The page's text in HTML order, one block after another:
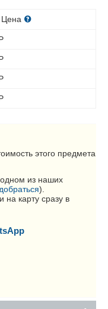
Цена
этого предмета
из наших
).
на карту сразу в